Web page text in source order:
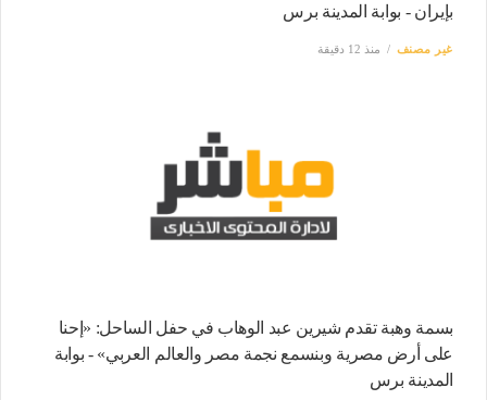
بإيران - بوابة المدينة برس
غير مصنف منذ 12 دقيقة
بسمة وهبة تقدم شيرين عبد الوهاب في حفل الساحل: «إحنا
على أرض مصرية وبنسمع نجمة مصر والعالم العربي» - بوابة
المدينة برس